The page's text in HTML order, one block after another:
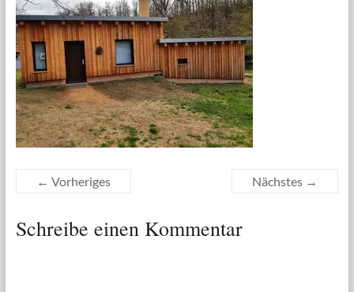
← Vorheriges Nächstes →
Schreibe einen Kommentar